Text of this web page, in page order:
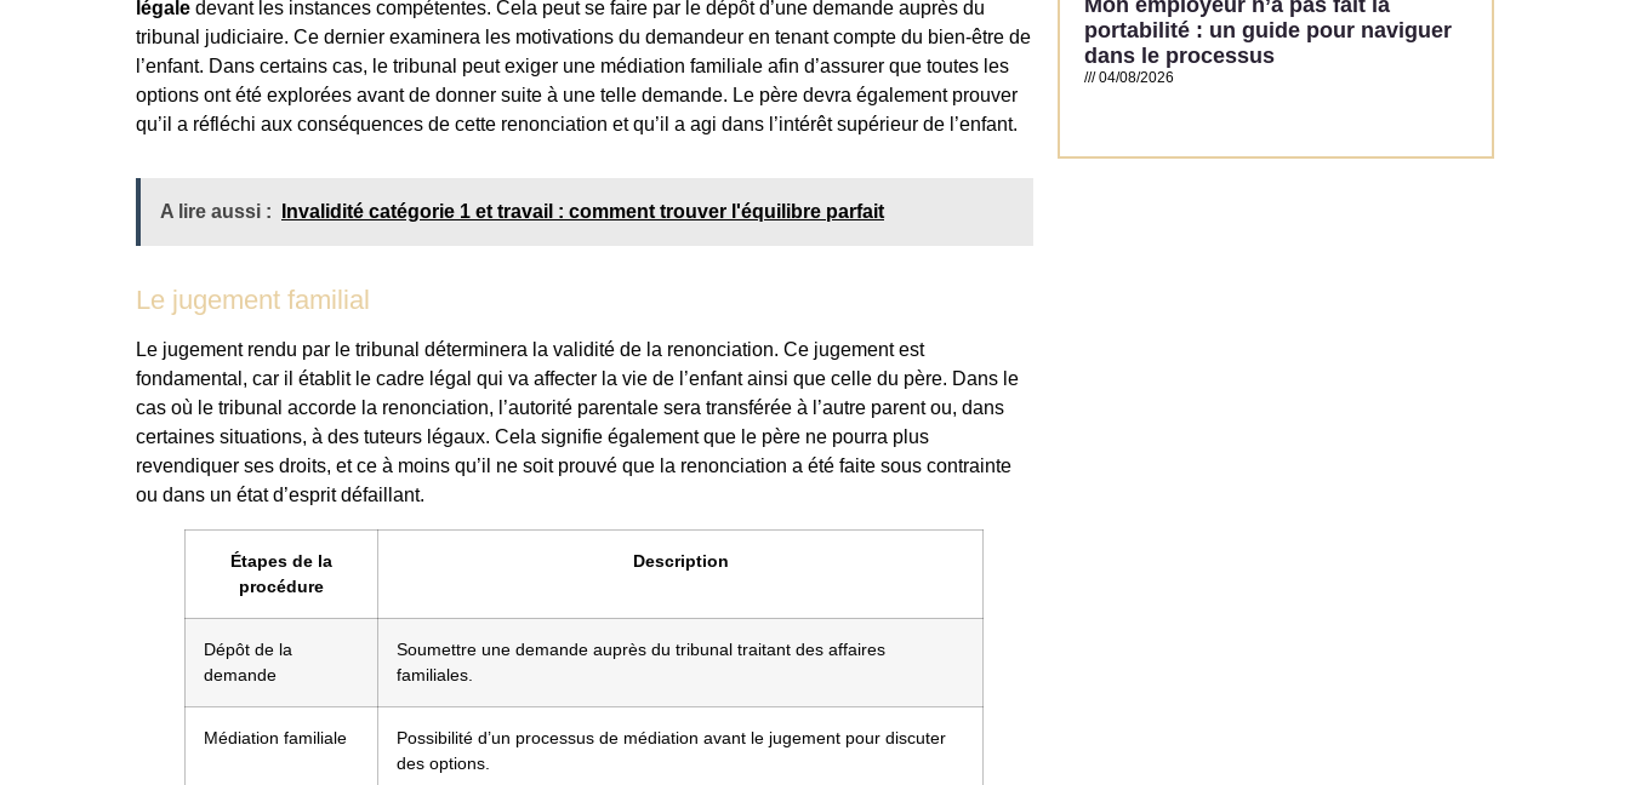
légale devant les instances compétentes. Cela peut se faire par le dépôt d’une demande auprès du
tribunal judiciaire. Ce dernier examinera les motivations du demandeur en tenant compte du bien-être de
l’enfant. Dans certains cas, le tribunal peut exiger une médiation familiale afin d’assurer que toutes les
options ont été explorées avant de donner suite à une telle demande. Le père devra également prouver
qu’il a réfléchi aux conséquences de cette renonciation et qu’il a agi dans l’intérêt supérieur de l’enfant.
A lire aussi : Invalidité catégorie 1 et travail : comment trouver l'équilibre parfait
Le jugement familial
Le jugement rendu par le tribunal déterminera la validité de la renonciation. Ce jugement est
fondamental, car il établit le cadre légal qui va affecter la vie de l’enfant ainsi que celle du père. Dans le
cas où le tribunal accorde la renonciation, l’autorité parentale sera transférée à l’autre parent ou, dans
certaines situations, à des tuteurs légaux. Cela signifie également que le père ne pourra plus
revendiquer ses droits, et ce à moins qu’il ne soit prouvé que la renonciation a été faite sous contrainte
ou dans un état d’esprit défaillant.
Étapes de la
procédure
Description
Dépôt de la
demande
Soumettre une demande auprès du tribunal traitant des affaires
familiales.
Médiation familiale
Possibilité d’un processus de médiation avant le jugement pour discuter
des options.
Mon employeur n’a pas fait la
portabilité : un guide pour naviguer
dans le processus
04/08/2026